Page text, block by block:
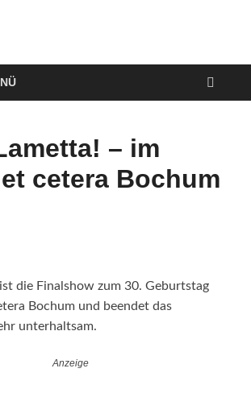
– im
cetera Bochum
die Finalshow zum 30. Geburtstag
Bochum und beendet das
unterhaltsam.